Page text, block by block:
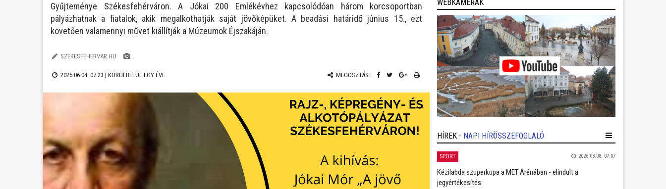
Gyűjteménye Székesfehérváron. A Jókai 200 Emlékévhez kapcsolódóan három korcsoportban
pályázhatnak a fiatalok, akik megalkothatják saját jövőképüket. A beadási határidő június 15., ezt
követően valamennyi művet kiállítják a Múzeumok Éjszakáján.
SZEKESFEHERVAR.HU .
2025.06.04. 07:23 | KÖRÜLBELÜL EGY ÉVE MEGOSZTÁS:
WEBKAMERÁK
HÍREK - NAPI HÍRÖSSZEFOGLALÓ
SPORT 2026.08.08. 07:07
Kézilabda szuperkupa a MET Arénában - elindult a
jegyértékesítés